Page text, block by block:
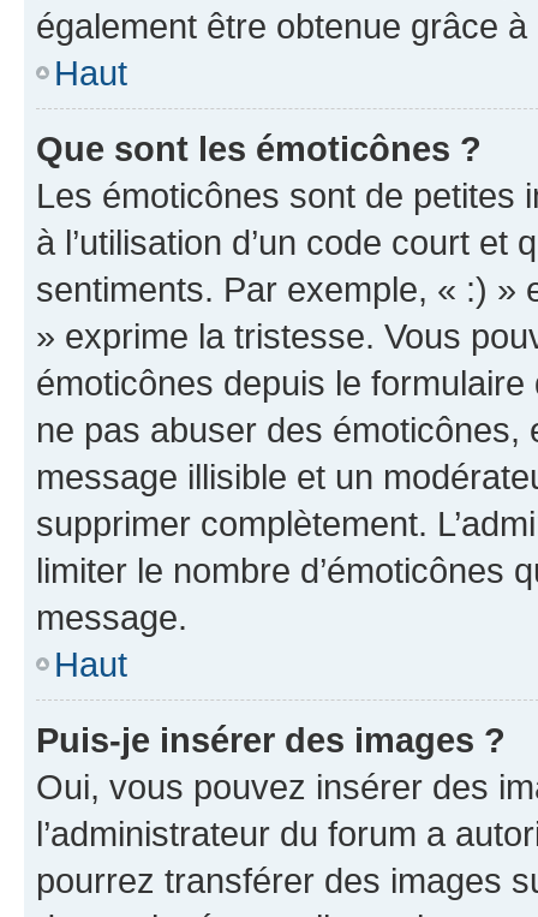
également être obtenue grâce à
Haut
Que sont les émoticônes ?
Les émoticônes sont de petites
à l’utilisation d’un code court et
sentiments. Par exemple, « :) »
» exprime la tristesse. Vous
émoticônes depuis le
ne pas abuser des
message illisible et un
supprimer complètement.
limiter le nombre d’émoticônes
message.
Haut
Puis-je insérer des images ?
Oui, vous pouvez insérer des
l’administrateur du forum a
pourrez transférer des images